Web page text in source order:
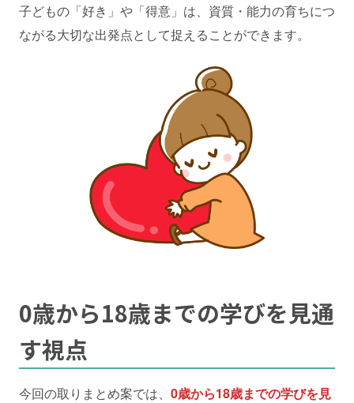
子どもの「好き」や「得意」は、資質・能力の育ちにつ
ながる大切な出発点として捉えることができます。
0歳から18歳までの学びを見通
す視点
今回の取りまとめ案では、 0歳から18歳までの学びを見